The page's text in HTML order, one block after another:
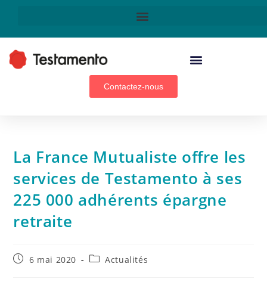
Contactez-nous
La France Mutualiste offre les
services de Testamento à ses
225 000 adhérents épargne
retraite
6 mai 2020 Actualités